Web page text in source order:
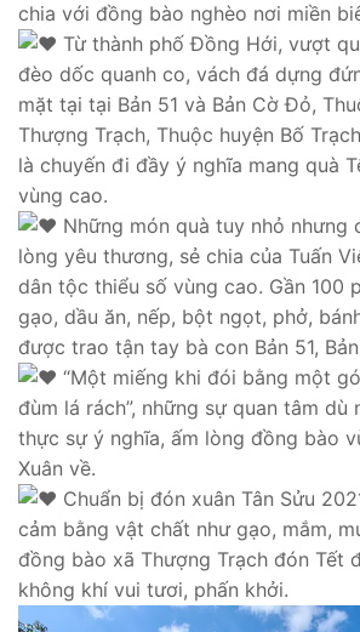
Quy Trình Tuyển Dụng
Chính Sách Lao Động
Tuyển Thực Tập Sinh
Hỏi Đáp Tuyển Dụng
chia với đồng bào nghèo nơi miền
Từ thành phố Đồng Hới, vượt
đèo dốc quanh co, vách đá dựng
mặt tại tại Bản 51 và Bản Cờ Đỏ,
Thượng Trạch, Thuộc huyện Bố
là chuyến đi đầy ý nghĩa mang quà
vùng cao.
Những món quà tuy nhỏ nhưng
lòng yêu thương, sẻ chia của Tuấn
dân tộc thiểu số vùng cao. Gần 100
gạo, dầu ăn, nếp, bột ngọt, phở,
được trao tận tay bà con Bản 51,
“Một miếng khi đói bằng một
đùm lá rách”, những sự quan tâm dù
thực sự ý nghĩa, ấm lòng đồng bào
Xuân về.
Chuẩn bị đón xuân Tân Sửu
cảm bằng vật chất như gạo, mắm,
đồng bào xã Thượng Trạch đón Tết
không khí vui tươi, phấn khởi.